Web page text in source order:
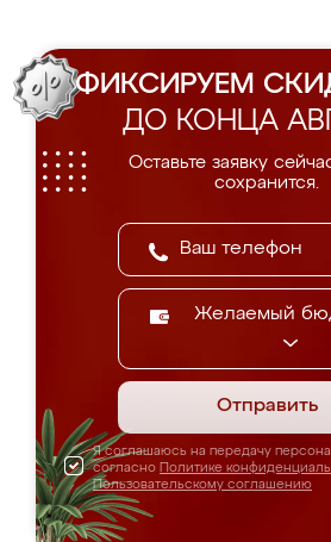
ФИКСИРУЕМ
ДО КОНЦА
Оставьте заявку
сохранится.
Желаемый
Отправить
Я соглашаюсь на передачу
согласно Политике
Пользовательскому соглашению